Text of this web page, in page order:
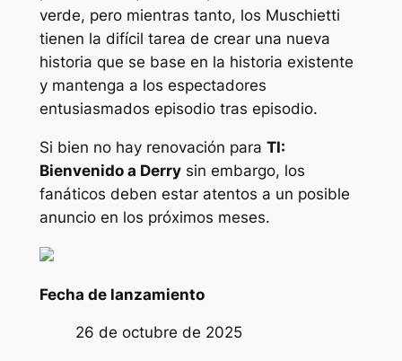
verde, pero mientras tanto, los Muschietti
tienen la difícil tarea de crear una nueva
historia que se base en la historia existente
y mantenga a los espectadores
entusiasmados episodio tras episodio.
Si bien no hay renovación para TI:
Bienvenido a Derrysin embargo, los
fanáticos deben estar atentos a un posible
anuncio en los próximos meses.
Fecha de lanzamiento
26 de octubre de 2025